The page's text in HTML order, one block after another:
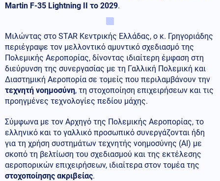
Martin F-35 Lightning II το 2029.
Μιλώντας στο STAR Κεντρικής Ελλάδας, ο κ. Γρηγοριάδης
περιέγραψε τον μελλοντικό αμυντικό σχεδιασμό της
Πολεμικής Αεροπορίας, δίνοντας ιδιαίτερη έμφαση στη
διεύρυνση της συνεργασίας με τη Γαλλική Πολεμική και
Διαστημική Αεροπορία σε τομείς που περιλαμβάνουν την
τεχνητή νοημοσύνη, τη στοχοποίηση επιχειρήσεων και τις
προηγμένες τεχνολογίες πεδίου μάχης.
Σύμφωνα με τον Αρχηγό της Πολεμικής Αεροπορίας, το
ελληνικό και το γαλλικό προσωπικό συνεργάζονται ήδη
για τη χρήση συστημάτων τεχνητής νοημοσύνης (AI) με
σκοπό τη βελτίωση του σχεδιασμού και της εκτέλεσης
αεροπορικών επιχειρήσεων, ιδιαίτερα στον τομέα της
στοχοποίησης ακριβείας.